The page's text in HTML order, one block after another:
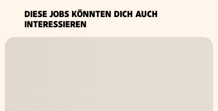
DIESE JOBS KÖNNTEN DICH AUCH
INTERESSIEREN